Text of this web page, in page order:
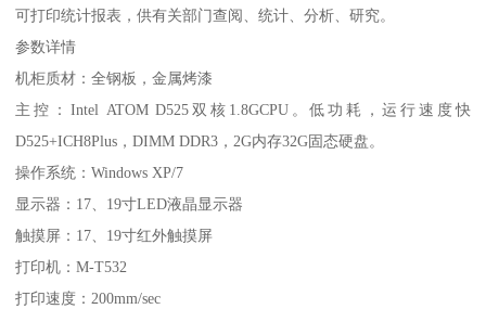
可打印统计报表，供有关部门查阅、统计、分析、研究。
参数详情
机柜质材：全钢板，金属烤漆
主控：Intel ATOM D525双核1.8GCPU。低功耗，运行速度快
D525+ICH8Plus，DIMM DDR3，2G内存32G固态硬盘。
操作系统：Windows XP/7
显示器：17、19寸LED液晶显示器
触摸屏：17、19寸红外触摸屏
打印机：M-T532
打印速度：200mm/sec